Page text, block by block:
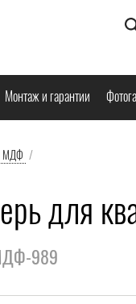
Монтаж и гарантии
МДФ /
для
989